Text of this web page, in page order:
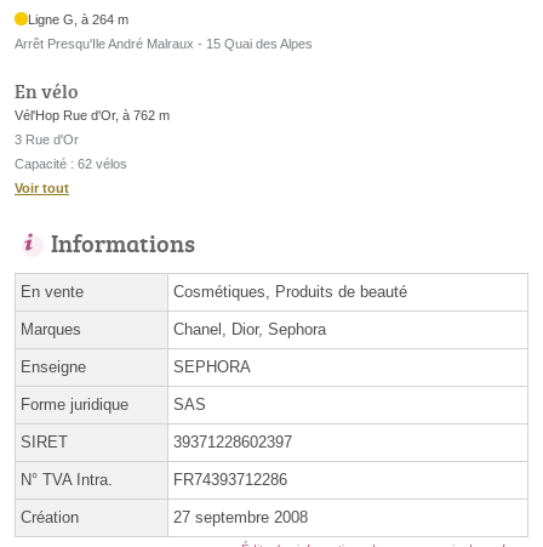
Ligne G, à 264 m
Arrêt Presqu'Ile André Malraux - 15 Quai des Alpes
En vélo
Vél'Hop Rue d'Or, à 762 m
3 Rue d'Or
Capacité : 62 vélos
Voir tout
Informations
En vente Cosmétiques, Produits de beauté
Marques Chanel, Dior, Sephora
Enseigne SEPHORA
Forme juridique SAS
SIRET 39371228602397
N° TVA Intra. FR74393712286
Création 27 septembre 2008